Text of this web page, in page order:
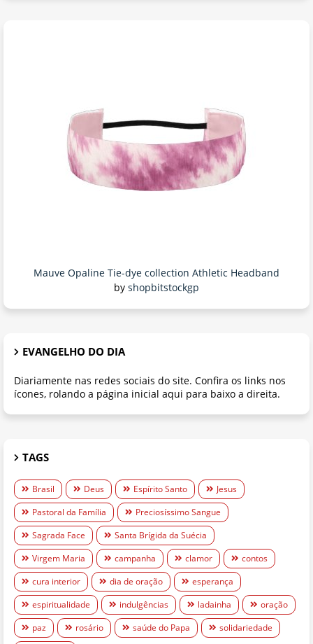
Mauve Opaline Tie-dye collection Athletic Headband
by shopbitstockgp
EVANGELHO DO DIA
Diariamente nas redes sociais do site. Confira os links nos
ícones, rolando a página inicial aqui para baixo a direita.
TAGS
Brasil Deus Espírito Santo
Jesus
Pastoral da Família
Preciosíssimo Sangue
Sagrada Face
Santa Brígida da Suécia
Virgem Maria
campanha clamor
contos
cura interior
dia de oração
esperança
espiritualidade
indulgências ladainha
oração
paz
rosário saúde do Papa
solidariedade